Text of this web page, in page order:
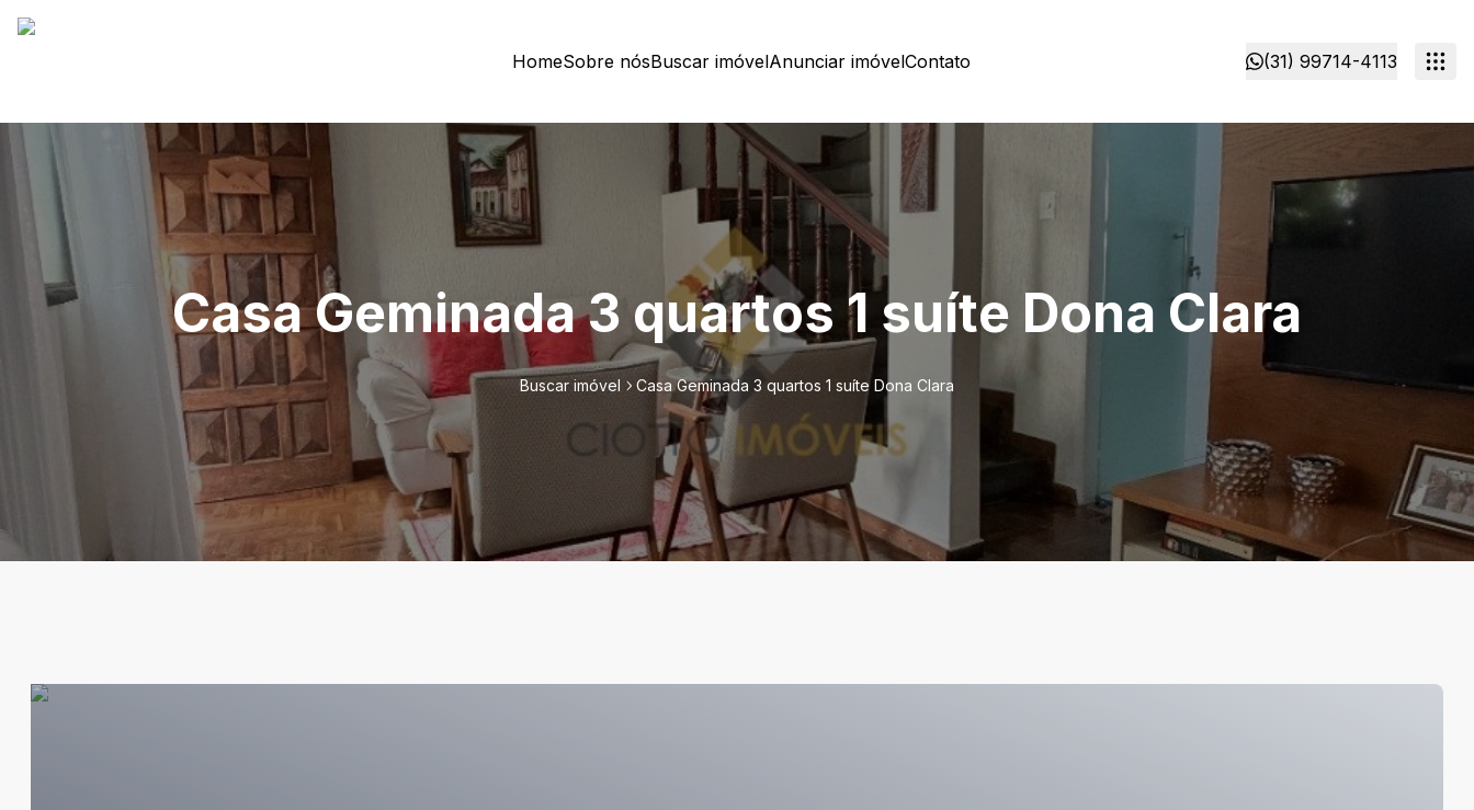
HomeSobre nósBuscar imóvelAnunciar imóvelContato (31) 99714-4113
Casa Geminada 3 quartos 1 suíte Dona Clara
Buscar imóvel Casa Geminada 3 quartos 1 suíte Dona Clara